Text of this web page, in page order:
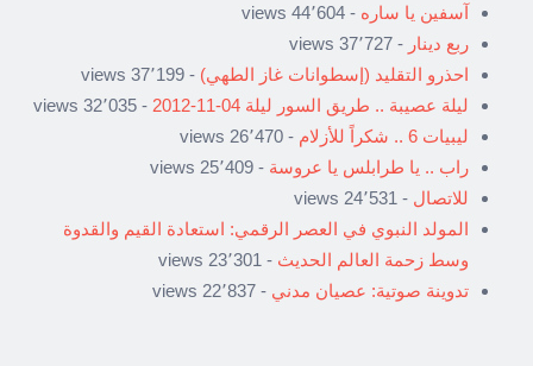
آسفين يا ساره - 44٬604 views
ربع دينار - 37٬727 views
احذرو التقليد (إسطوانات غاز الطهي) - 37٬199 views
ليلة عصيبة .. طريق السور ليلة 04-11-2012
- 32٬035 views
ليبيات 6 .. شكراً للأزلام
- 26٬470 views
راب .. يا طرابلس يا عروسة - 25٬409 views
للاتصال - 24٬531 views
المولد النبوي في العصر الرقمي: استعادة القيم والقدوة
وسط زحمة العالم الحديث - 23٬301 views
تدوينة صوتية: عصيان مدني - 22٬837 views